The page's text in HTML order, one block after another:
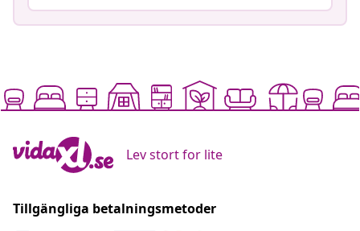
Lev stort for lite
Tillgängliga betalningsmetoder